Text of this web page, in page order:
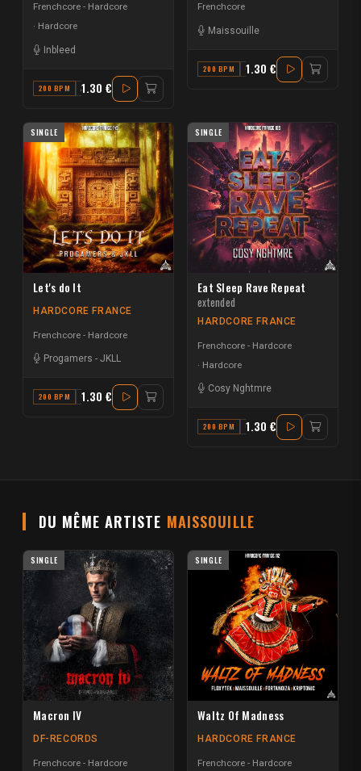
Frenchcore - Hardcore
Hardcore
Inbleed
200 BPM A MINOR
1.30 €
Frenchcore
Maissouille
200 BPM G# MINOR
1.30 €
SINGLE
Let's do It
HARDCORE FRANCE
Frenchcore - Hardcore
Progamers - JKLL
200 BPM G1.30 €
SINGLE
Eat Sleep Rave Repeat
extended
HARDCORE FRANCE
Frenchcore - Hardcore
Hardcore
Cosy Nghtmre
200 BPM G1.30 €
DU MÊME ARTISTE MAISSOUILLE
SINGLE
Macron IV
DF-RECORDS
Frenchcore - Hardcore
SINGLE
Waltz Of Madness
HARDCORE FRANCE
Frenchcore - Hardcore